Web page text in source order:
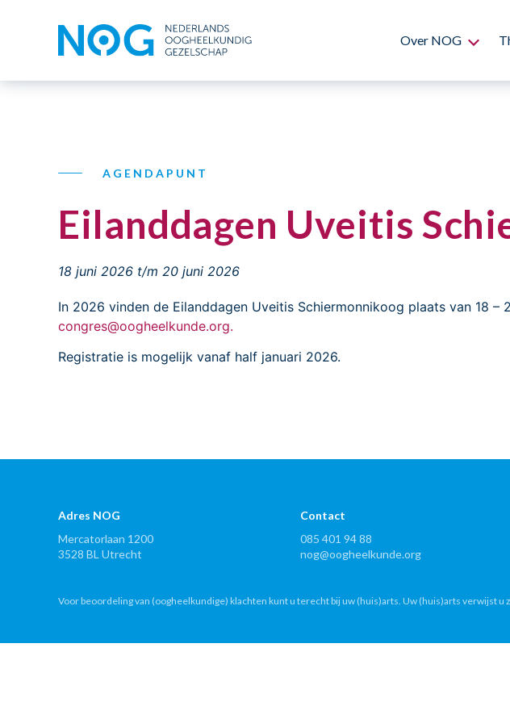
Over NOG
AGENDAPUNT
Eilanddagen Uveitis
18 juni 2026 t/m 20 juni 2026
In 2026 vinden de Eilanddagen Uveitis Schiermonnikoog plaats van 18
congres@oogheelkunde.org.
Registratie is mogelijk vanaf half januari 2026.
Adres NOG
Mercatorlaan 1200
3528 BL Utrecht
Contact
085 401 94 88
nog@oogheelkunde.org
Voor beoordeling van (oogheelkundige) klachten kunt u terecht bij uw (huis)arts. Uw (huis)arts verwijst